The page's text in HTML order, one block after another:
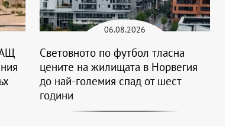
06.08.2026
Световното по футбол тласна
цените на жилищата в Норвегия
до най-големия спад от шест
години